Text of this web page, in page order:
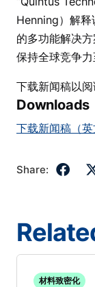
Henning）解释
的多功能解决
保持全球竞争力
下载新闻稿以阅
Downloads
下载新闻稿（英
Share:
材料致密化